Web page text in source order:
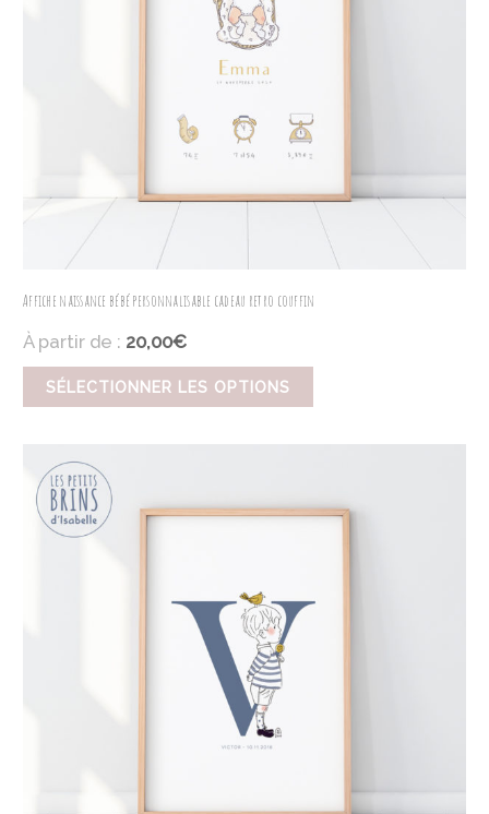
Affiche naissance bébé personnalisable cadeau retro couffin
À partir de : 20,00€
SÉLECTIONNER LES OPTIONS